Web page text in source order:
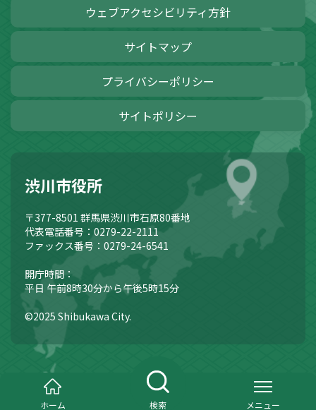
ウェブアクセシビリティ方針
サイトマップ
プライバシーポリシー
サイトポリシー
渋川市役所
〒377-8501 群馬県渋川市石原80番地
代表電話番号：0279-22-2111
ファックス番号：0279-24-6541
開庁時間：
平日 午前8時30分から午後5時15分
©2025 Shibukawa City.
ホーム 検索 メニュー